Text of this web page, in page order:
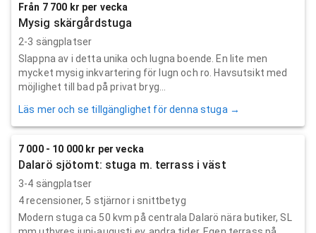
Från 7 700 kr per vecka
Mysig skärgårdstuga
2-3 sängplatser
Slappna av i detta unika och lugna boende. En lite men
mycket mysig inkvartering för lugn och ro. Havsutsikt med
möjlighet till bad på privat bryg...
Läs mer och se tillgänglighet för denna stuga →
7 000 - 10 000 kr per vecka
Dalarö sjötomt: stuga m. terrass i väst
3-4 sängplatser
4recensioner, 5 stjärnor i snittbetyg
Modern stuga ca 50 kvm på centrala Dalarö nära butiker, SL